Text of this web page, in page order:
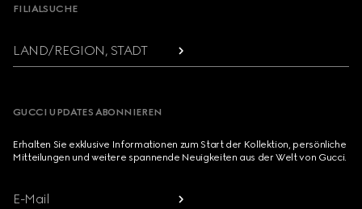
FILIALSUCHE
LAND/REGION, STADT
GUCCI UPDATES ABONNIEREN
Erhalten Sie exklusive Informationen zum Start der Kollektion, persönliche
Mitteilungen und weitere spannende Neuigkeiten aus der Welt von Gucci.
E-Mail